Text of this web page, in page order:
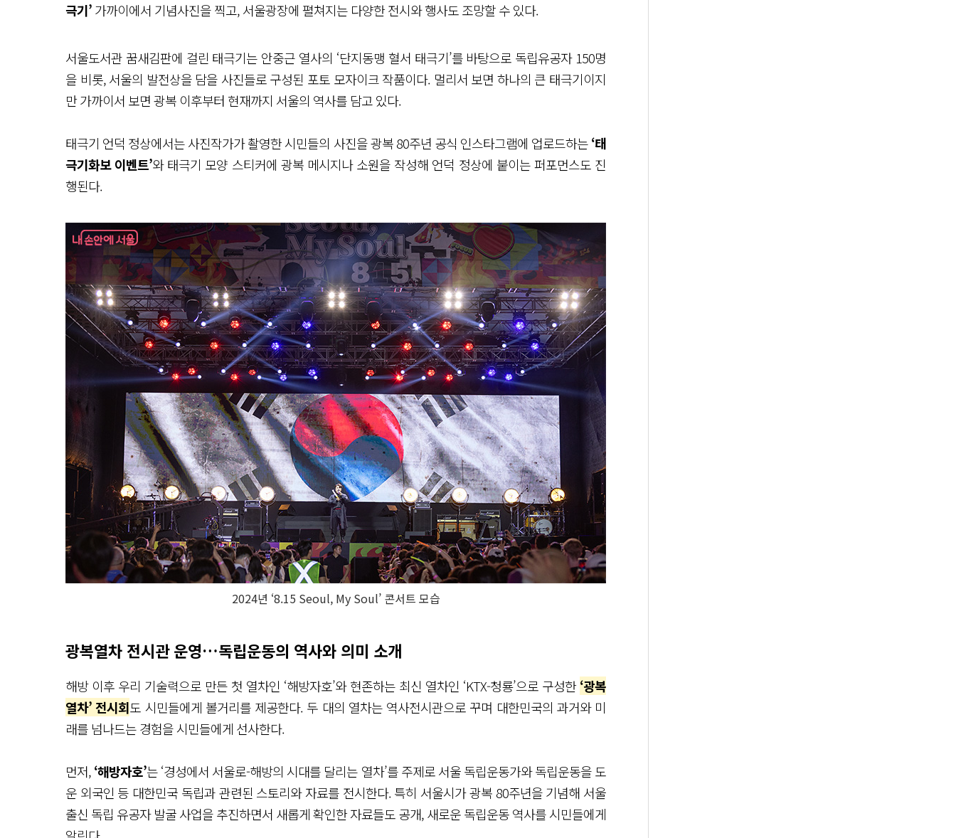
극기’가까이에서 기념사진을 찍고, 서울광장에 펼쳐지는 다양한 전시와 행사도 조망할 수 있다.
서울도서관 꿈새김판에 걸린 태극기는 안중근 열사의 ‘단지동맹 혈서 태극기’를 바탕으로 독립유공자 150명
을 비롯, 서울의 발전상을 담을 사진들로 구성된 포토 모자이크 작품이다. 멀리서 보면 하나의 큰 태극기이지
만 가까이서 보면 광복 이후부터 현재까지 서울의 역사를 담고 있다.
태극기 언덕 정상에서는 사진작가가 촬영한 시민들의 사진을 광복 80주년 공식 인스타그램에 업로드하는‘태
극기화보 이벤트’와 태극기 모양 스티커에 광복 메시지나 소원을 작성해 언덕 정상에 붙이는 퍼포먼스도 진
행된다.
2024년 ‘8.15 Seoul, My Soul’ 콘서트 모습
광복열차 전시관 운영…독립운동의 역사와 의미 소개
해방 이후 우리 기술력으로 만든 첫 열차인 ‘해방자호’와 현존하는 최신 열차인 ‘KTX-청룡’으로 구성한 ‘광복
열차’ 전시회도 시민들에게 볼거리를 제공한다. 두 대의 열차는 역사전시관으로 꾸며 대한민국의 과거와 미
래를 넘나드는 경험을 시민들에게 선사한다.
먼저,‘해방자호’는 ‘경성에서 서울로-해방의 시대를 달리는 열차’를 주제로 서울 독립운동가와 독립운동을 도
운 외국인 등 대한민국 독립과 관련된 스토리와 자료를 전시한다. 특히 서울시가 광복 80주년을 기념해 서울
출신 독립 유공자 발굴 사업을 추진하면서 새롭게 확인한 자료들도 공개, 새로운 독립운동 역사를 시민들에게